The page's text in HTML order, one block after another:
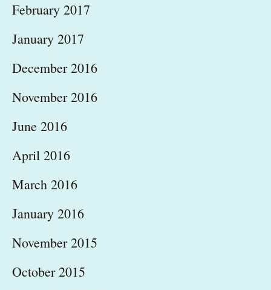
February 2017
January 2017
December 2016
November 2016
June 2016
April 2016
March 2016
January 2016
November 2015
October 2015